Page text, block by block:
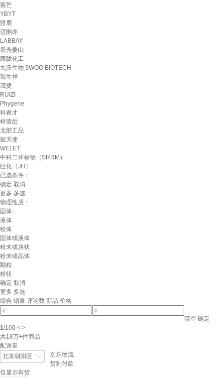
紫芒
YBYT
骄鹿
迈恻亦
LABBAY
景秀姜山
西陇化工
九沃生物 9WOO BIOTECH
瑞生祥
茂捷
RUIZI
Phygene
科睿才
梓萤岔
北部工品
懿天使
WELET
中科二环标物（SRRM）
巨化（JH）
已选条件：
确定 取消
更多 多选
物理性质：
固体
液体
粉体
固体或液体
粉末或块状
粉末或晶体
颗粒
粉状
确定 取消
更多 多选
综合 销量 评论数 新品 价格
-
清空 确定
1/100 < >
共18万+件商品
配送至
北京朝阳区
京东物流
货到付款
仅显示有货